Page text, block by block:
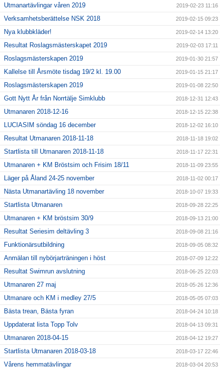
Utmanartävlingar våren 2019 2019-02-23 11:16
Verksamhetsberättelse NSK 2018 2019-02-15 09:23
Nya klubbkläder! 2019-02-14 13:20
Resultat Roslagsmästerskapet 2019 2019-02-03 17:11
Roslagsmästerskapen 2019 2019-01-30 21:57
Kallelse till Årsmöte tisdag 19/2 kl. 19.00 2019-01-15 21:17
Roslagsmästerskapen 2019 2019-01-08 22:50
Gott Nytt År från Norrtälje Simklubb 2018-12-31 12:43
Utmanaren 2018-12-16 2018-12-15 22:38
LUCIASIM söndag 16 december 2018-12-02 16:10
Resultat Utmanaren 2018-11-18 2018-11-18 19:02
Startlista till Utmanaren 2018-11-18 2018-11-17 22:31
Utmanaren + KM Bröstsim och Frisim 18/11 2018-11-09 23:55
Läger på Åland 24-25 november 2018-11-02 00:17
Nästa Utmanartävling 18 november 2018-10-07 19:33
Startlista Utmanaren 2018-09-28 22:25
Utmanaren + KM bröstsim 30/9 2018-09-13 21:00
Resultat Seriesim deltävling 3 2018-09-08 21:16
Funktionärsutbildning 2018-09-05 08:32
Anmälan till nybörjarträningen i höst 2018-07-09 12:22
Resultat Swimrun avslutning 2018-06-25 22:03
Utmanaren 27 maj 2018-05-26 12:36
Utmanare och KM i medley 27/5 2018-05-05 07:03
Bästa trean, Bästa fyran 2018-04-24 10:18
Uppdaterat lista Topp Tolv 2018-04-13 09:31
Utmanaren 2018-04-15 2018-04-12 19:27
Startlista Utmanaren 2018-03-18 2018-03-17 22:46
Vårens hemmatävlingar 2018-03-04 20:53